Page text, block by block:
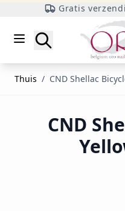
Gratis
Zoeken
Thuis / CND Shellac
CND